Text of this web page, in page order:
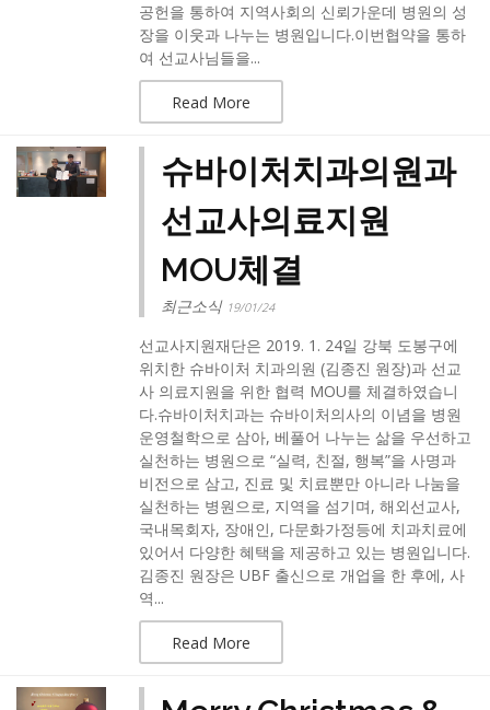
공헌을 통하여 지역사회의 신뢰가운데 병원의 성
장을 이웃과 나누는 병원입니다.​이번협약을 통하
여 선교사님들을...
Read More
슈바이처치과의원과
선교사의료지원
MOU체결
최근소식 19/01/24
선교사지원재단은 2019. 1. 24일 강북 도봉구에
위치한 슈바이처 치과의원 (김종진 원장)과 선교
사 의료지원을 위한 협력 MOU를 체결하였습니
다.​슈바이처치과는 슈바이처의사의 이념을 병원
운영철학으로 삼아, 베풀어 나누는 삶을 우선하고
실천하는 병원으로 “실력, 친절, 행복”을 사명과
비전으로 삼고, 진료 및 치료뿐만 아니라 나눔을
실천하는 병원으로, 지역을 섬기며, 해외선교사,
국내목회자, 장애인, 다문화가정등에 치과치료에
있어서 다양한 혜택을 제공하고 있는 병원입니다.​
김종진 원장은 UBF 출신으로 개업을 한 후에, 사
역...
Read More